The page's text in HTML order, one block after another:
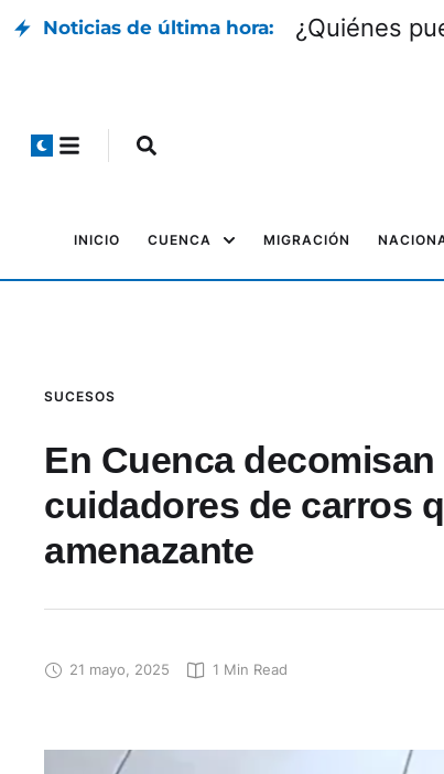
Noticias de última hora: ¿Quiénes
INICIO CUENCA MIGRACIÓN
SUCESOS
En Cuenca
cuidadores de carros
amenazante
21 mayo, 2025 1 Min Read